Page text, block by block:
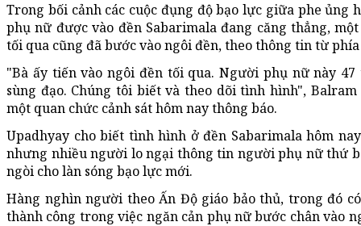
Trong bối cảnh các cuộc đụng độ bạo lực giữa phe ủng
phụ nữ được vào đền Sabarimala đang căng thẳng,
tối qua cũng đã bước vào ngôi đền, theo thông tin từ
"Bà ấy tiến vào ngôi đền tối qua. Người phụ nữ này
sùng đạo. Chúng tôi biết và theo dõi tình hình", Balram
một quan chức cảnh sát hôm nay thông báo.
Upadhyay cho biết tình hình ở đền Sabarimala hôm
nhưng nhiều người lo ngại thông tin người phụ nữ thứ
ngòi cho làn sóng bạo lực mới.
Hàng nghìn người theo Ấn Độ giáo bảo thủ, trong đó
thành công trong việc ngăn cản phụ nữ bước chân vào